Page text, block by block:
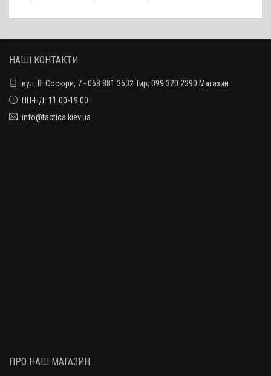
НАШІ КОНТАКТИ
вул. В. Сосюри, 7 - 068 881 3632 Тир; 099 320 2390 Магазин
ПН-НД: 11:00-19:00
info@tactica.kiev.ua
ПРО НАШ МАГАЗИН